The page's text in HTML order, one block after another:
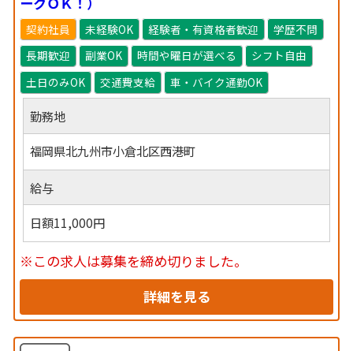
契約社員 未経験OK 経験者・有資格者歓迎
学歴不問
長期歓迎
副業OK 時間や曜日が選べる
シフト自由
土日のみOK
交通費支給 車・バイク通勤OK
勤務地
福岡県北九州市小倉北区西港町
給与
日額11,000円
※この求人は募集を締め切りました。
詳細を見る